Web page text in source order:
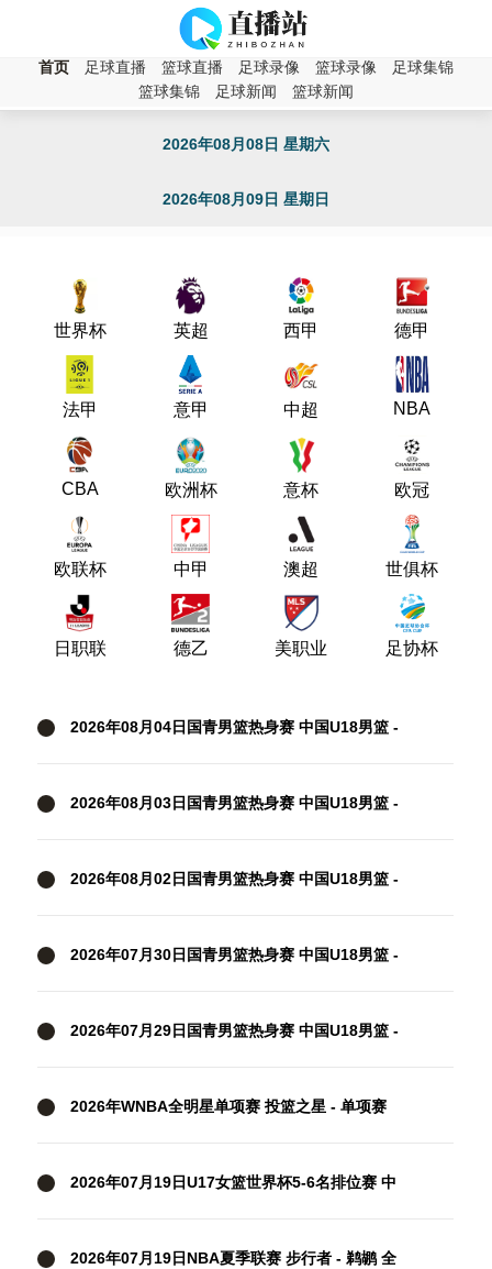
首页 足球直播 篮球直播 足球录像 篮球录像
足球集锦
篮球集锦
足球新闻 篮球新闻
2026年08月07日 星期五
2026年08月08日 星期六
2026年08月09日 星期日
世界杯 英超 西甲 德甲
法甲 意甲 中超 NBA
CBA 欧洲杯 意杯 欧冠
欧联杯 中甲 澳超 世俱杯
日职联 德乙 美职业 足协杯
2026年08月04日国青男篮热身赛 中国U18男篮 -
2026年08月03日国青男篮热身赛 中国U18男篮 -
2026年08月02日国青男篮热身赛 中国U18男篮 -
2026年07月30日国青男篮热身赛 中国U18男篮 -
2026年07月29日国青男篮热身赛 中国U18男篮 -
2026年WNBA全明星单项赛 投篮之星 - 单项赛
2026年07月19日U17女篮世界杯5-6名排位赛 中
2026年07月19日NBA夏季联赛 步行者 - 鹈鹕 全